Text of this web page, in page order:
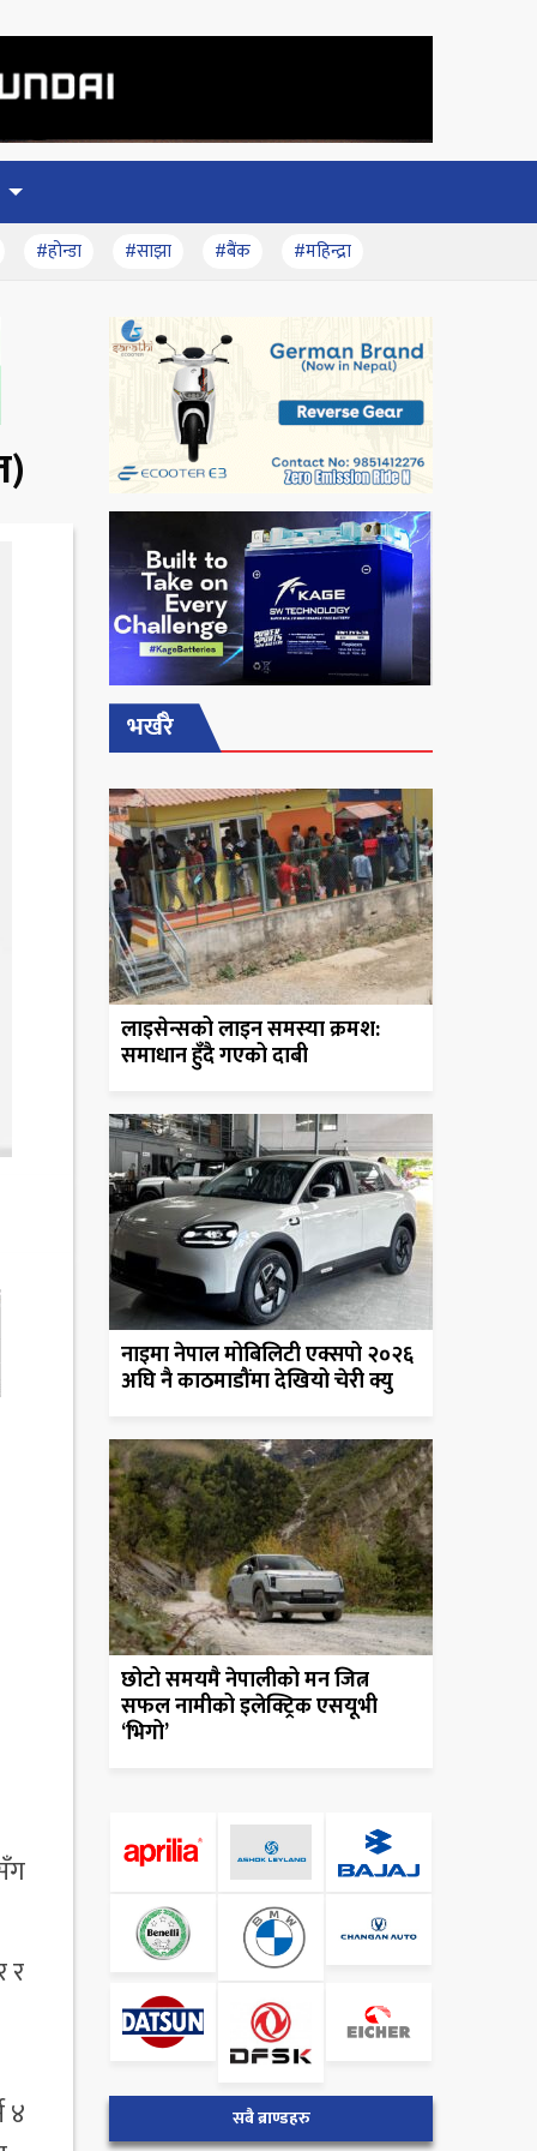
#होन्डा #साझा #बैंक #महिन्द्रा
र
४
भर्खरै
लाइसेन्सको लाइन समस्या क्रमश:
समाधान हुँदै गएको दाबी
नाइमा नेपाल मोबिलिटी एक्सपो २०२६
अघि नै काठमाडौंमा देखियो चेरी क्यु
छोटो समयमै नेपालीको मन जित्न
सफल नामीको इलेक्ट्रिक एसयूभी
‘भिगो’
सबै ब्राण्डहरु